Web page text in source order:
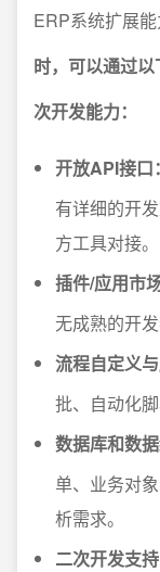
ERP系统扩展能
时，可以通过
次开发能力：
开放API接口：
有详细的开
方工具对接。
插件/应用市
无成熟的开
流程自定义与
批、自动化
数据库和数据
单、业务对
析需求。
二次开发支持